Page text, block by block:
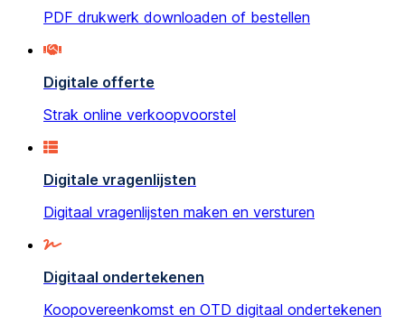
PDF drukwerk downloaden of bestellen
Digitale offerte
Strak online verkoopvoorstel
Digitale vragenlijsten
Digitaal vragenlijsten maken en versturen
Digitaal ondertekenen
Koopovereenkomst en OTD digitaal ondertekenen